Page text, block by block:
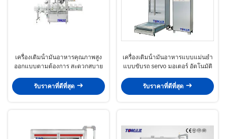
เครื่องเติมน้ํามันอาหารคุณภาพสูง
ออกแบบตามต้องการ สะดวกสบาย
รับราคาที่ดีที่สุด
เครื่องเติมน้ํามันอาหารแบบแม่นยํา
แบบขับรถ servo มอเตอร์ อัตโนมัติ
รับราคาที่ดีที่สุด